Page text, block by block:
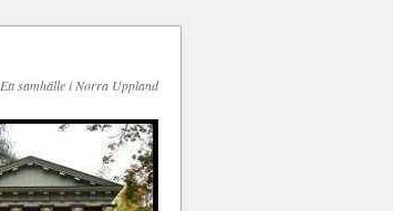
Ett samhälle i Norra Uppland